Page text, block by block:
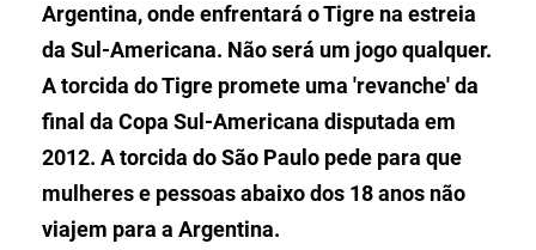
Argentina, onde enfrentará o Tigre na estreia
da Sul-Americana. Não será um jogo qualquer.
A torcida do Tigre promete uma 'revanche' da
final da Copa Sul-Americana disputada em
2012. A torcida do São Paulo pede para que
mulheres e pessoas abaixo dos 18 anos não
viajem para a Argentina.